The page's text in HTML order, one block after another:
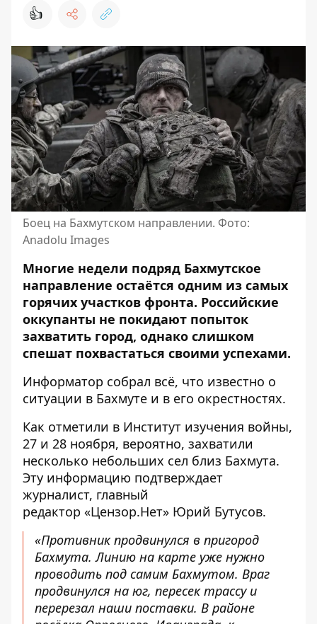
👍
Боец на Бахмутском направлении. Фото:
Anadolu Images
Многие недели подряд Бахмутское
направление остаётся одним из самых
горячих участков фронта. Российские
оккупанты не покидают попыток
захватить город, однако слишком
спешат похвастаться своими успехами.
Информатор собрал всё, что известно о
ситуации в Бахмуте и в его окрестностях.
Как отметили в Институт изучения войны,
27 и 28 ноября, вероятно, захватили
несколько небольших сел близ Бахмута.
Эту информацию подтверждает
журналист, главный
редактор «Цензор.Нет» Юрий Бутусов.
«Противник продвинулся в пригород
Бахмута. Линию на карте уже нужно
проводить под самим Бахмутом. Враг
продвинулся на юг, пересек трассу и
перерезал наши поставки. В районе